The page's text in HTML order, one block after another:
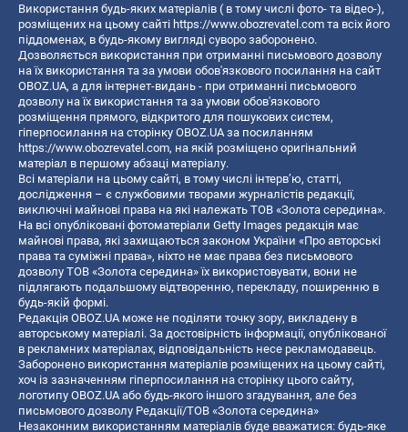
Використання будь-яких матеріалів ( в тому числі фото- та відео-),
розміщених на цьому сайті https://www.obozrevatel.com та всіх його
піддоменах, в будь-якому вигляді суворо заборонено.
Дозволяється використання при отриманні письмового дозволу
на їх використання та за умови обов'язкового посилання на сайт
OBOZ.UA, а для інтернет-видань - при отриманні письмового
дозволу на їх використання та за умови обов'язкового
розміщення прямого, відкритого для пошукових систем,
гіперпосилання на сторінку OBOZ.UA за посиланням
https://www.obozrevatel.com, на якій розміщено оригінальний
матеріал в першому абзаці матеріалу.
Всі матеріали на цьому сайті, в тому числі інтерв’ю, статті,
дослідження – є службовими творами журналістів редакції,
виключні майнові права на які належать ТОВ «Золота середина».
На всі опубліковані фотоматеріали Getty Images редакція має
майнові права, які захищаються законом України «Про авторські
права та суміжні права», ніхто не має права без письмового
дозволу ТОВ «Золота середина» їх використовувати, вони не
підлягають подальшому відтворенню, перекладу, поширенню в
будь-якій формі.
Редакція OBOZ.UA може не поділяти точку зору, викладену в
авторському матеріалі. За достовірність інформації, опублікованої
в рекламних матеріалах, відповідальність несе рекламодавець.
Заборонено використання матеріалів розміщених на цьому сайті,
хоч із зазначенням гіперпосилання на сторінку цього сайту,
логотипу OBOZ.UA або будь-якого іншого згадування, але без
письмового дозволу Редакції/ТОВ «Золота середина»
Незаконним використанням матеріалів буде вважатися: будь-яке